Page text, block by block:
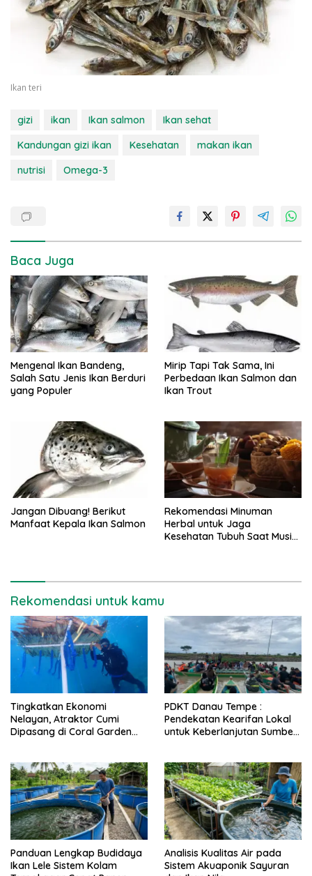
Ikan teri
gizi ikan Ikan salmon
Ikan sehat
Kandungan gizi ikan
Kesehatan
makan ikan
nutrisi
Omega-3
Baca Juga
Mengenal Ikan Bandeng,
Salah Satu Jenis Ikan Berduri
yang Populer
Mirip Tapi Tak Sama, Ini
Perbedaan Ikan Salmon dan
Ikan Trout
Jangan Dibuang! Berikut
Manfaat Kepala Ikan Salmon
Rekomendasi Minuman
Herbal untuk Jaga
Kesehatan Tubuh Saat Musim
Rekomendasi untuk kamu
Tingkatkan Ekonomi
Nelayan, Atraktor Cumi
Dipasang di Coral Garden
PDKT Danau Tempe :
Pendekatan Kearifan Lokal
untuk Keberlanjutan Sumber
Panduan Lengkap Budidaya
Ikan Lele Sistem Kolam
Analisis Kualitas Air pada
Sistem Akuaponik Sayuran